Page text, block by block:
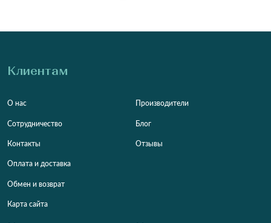
Клиентам
О нас
Сотрудничество
Контакты
Оплата и доставка
Обмен и возврат
Карта сайта
Производители
Блог
Отзывы